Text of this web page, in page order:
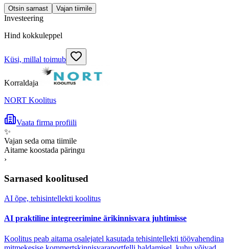
Otsin sarnast Vajan tiimile
Investeering
Hind kokkuleppel
Küsi, millal toimub
Korraldaja
NORT Koolitus
Vaata firma profiili
✨
Vajan seda oma tiimile
Aitame koostada päringu
›
Sarnased koolitused
AI õpe, tehisintellekti koolitus
AI praktiline integreerimine ärikinnisvara juhtimisse
Koolitus peab aitama osalejatel kasutada tehisintellekti töövahendina